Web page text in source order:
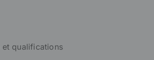
et qualifications